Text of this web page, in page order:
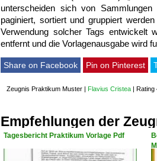
unterscheiden sich von
paginiert, sortiert und gruppiert
Verwendung solcher Tags entwickelt
entfernt und die Vorlagenausgabe wird
Share on Facebook Pin on Pinterest
Zeugnis Praktikum Muster | Flavius Cristea | Rating
Empfehlungen der
Tagesbericht Praktikum Vorlage Pdf